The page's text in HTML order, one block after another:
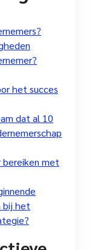
het succes
dat al 10
bereiken met
bij het